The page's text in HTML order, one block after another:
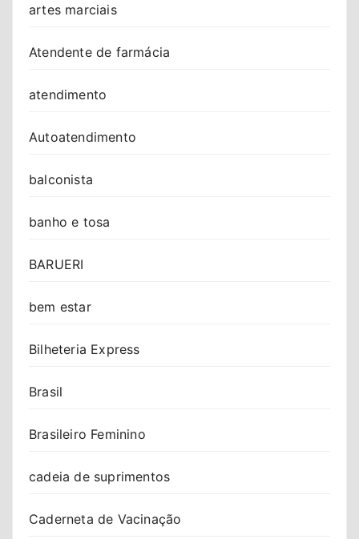
artes marciais
Atendente de farmácia
atendimento
Autoatendimento
balconista
banho e tosa
BARUERI
bem estar
Bilheteria Express
Brasil
Brasileiro Feminino
cadeia de suprimentos
Caderneta de Vacinação